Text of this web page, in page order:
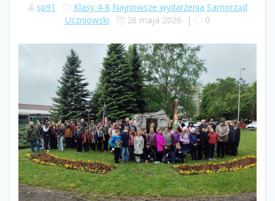
sp91 Klasy 4-8 Najnowsze wydarzenia Samorząd
Uczniowski
26 maja 2026 | 0